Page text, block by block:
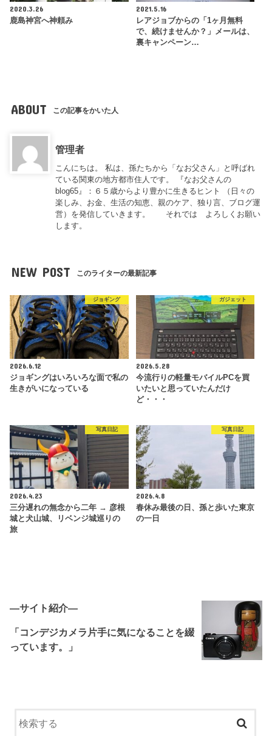
2020.3.26
鹿島神宮へ神頼み
2021.5.16
レアジョブからの「1ヶ月無料
で、続けませんか？」メールは、
裏キャンペーン…
ABOUT この記事をかいた人
管理者
こんにちは。 私は、孫たちから「なお父さん」と呼ばれ
ている関東の地方都市住人です。 『なお父さんの
blog65』：６５歳からより豊かに生きるヒント （日々の
楽しみ、お金、生活の知恵、親のケア、独り言、ブログ運
営）を発信していきます。 それでは よろしくお願い
します。
NEW POST このライターの最新記事
ジョギング
2026.6.12
ジョギングはいろいろな面で私の
生きがいになっている
ガジェット
2026.5.28
今流行りの軽量モバイルPCを買
いたいと思っていたんだけ
ど・・・
写真日記
2026.4.23
三分遅れの無念から二年 → 彦根
城と犬山城、リベンジ城巡りの
旅
写真日記
2026.4.8
春休み最後の日、孫と歩いた東京
の一日
―サイト紹介―
「コンデジカメラ片手に気になることを綴
っています。」